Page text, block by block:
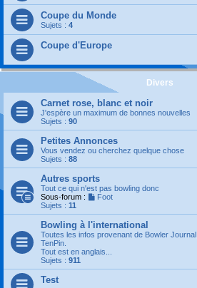
Coupe du Monde
Sujets : 4
Coupe d'Europe
Divers
Carnet rose, blanc et noir
J'espère un maximum de bonnes nouvelles
Sujets : 90
Petites Annonces
Vous vendez ou cherchez quelque chose
Sujets : 88
Autres sports
Tout ce qui n'est pas bowling donc
Sous-forum :
Foot
Sujets : 11
Bowling à l'international
Toutes les infos provenant de Bowler
TenPin.
Tout est en anglais...
Sujets : 911
Test